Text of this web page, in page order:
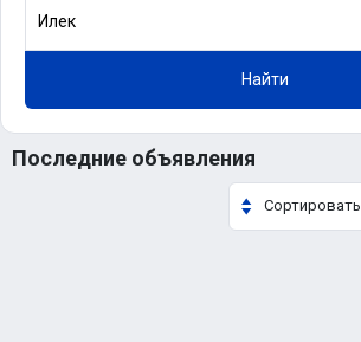
Илек
Найти
Последние объявления
Сортировать